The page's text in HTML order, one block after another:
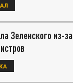
Зеленского из-